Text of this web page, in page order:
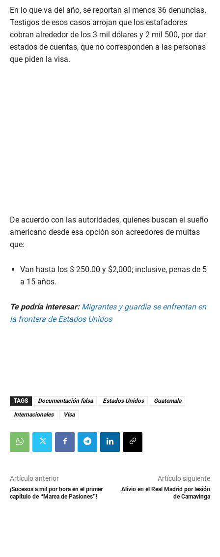
c
o
n
s
o
f
1
En lo que va del año, se reportan al menos 36 denuncias.
Testigos de esos casos arrojan que los estafadores
cobran alrededor de los 3 mil dólares y 2 mil 500, por dar
estados de cuentas, que no corresponden a las personas
que piden la visa.
De acuerdo con las autoridades, quienes buscan el sueño
americano desde esa opción son acreedores de multas
que:
Van hasta los $ 250.00 y $2,000; inclusive, penas de 5
a 15 años.
Te podría interesar: Migrantes y guardia se enfrentan en
la frontera de Estados Unidos
TAGS Documentación falsa Estados Unidos
Guatemala
Internacionales
VIsa
Artículo anterior
¡Sucesos a mil por hora en el primer
capítulo de “Marea de Pasiones”!
Artículo siguiente
Alivio en el Real Madrid por lesión
de Camavinga